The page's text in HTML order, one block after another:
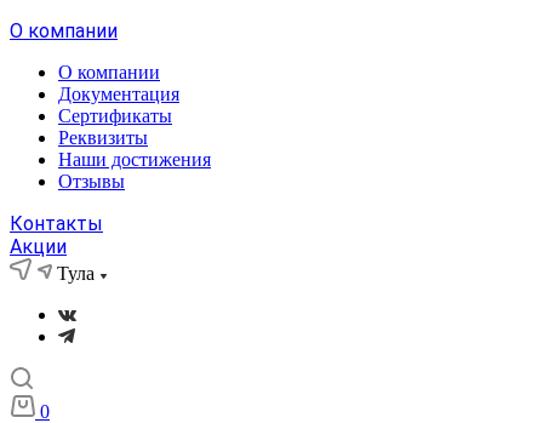
О компании
О компании
Документация
Сертификаты
Реквизиты
Наши достижения
Отзывы
Контакты
Акции
Тула
0